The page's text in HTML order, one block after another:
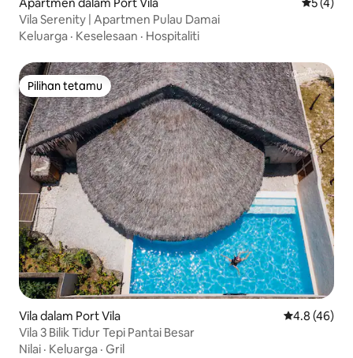
Vila Serenity | Apartmen Pulau Damai
Keluarga · Keselesaan · Hospitaliti
Pilihan tetamu
Pilihan tetamu
Vila dalam Port Vila Penarafan
4.8 (46)
Vila 3 Bilik Tidur Tepi Pantai Besar
Nilai · Keluarga · Gril